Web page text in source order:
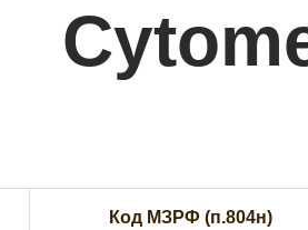
Код МЗРФ (п.804н)